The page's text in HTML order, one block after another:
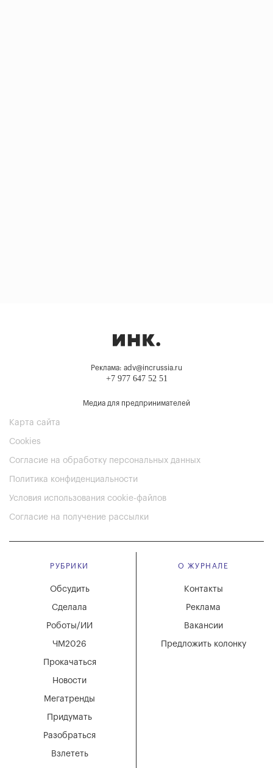
Реклама: adv@incrussia.ru
+7 977 647 52 51
Медиа для предпринимателей
Карта сайта
Cookies
Согласие на обработку персональных данных
Политика конфиденциальности
Условия использования cookie-файлов
Согласие на получение рассылки
РУБРИКИ
Мегатренды
Придумать
Разобраться
Взлететь
Новости
Обсудить
Сделала
Роботы/ИИ
ЧМ2026
Прокачаться
О ЖУРНАЛЕ
Вакансии
Реклама
Контакты
Предложить колонку